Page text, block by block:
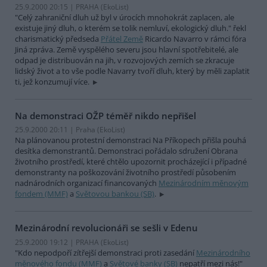
25.9.2000 20:15 | PRAHA (EkoList)
"Celý zahraniční dluh už byl v úrocích mnohokrát zaplacen, ale
existuje jiný dluh, o kterém se tolik nemluví, ekologický dluh." řekl
charismatický předseda Přátel Země Ricardo Navarro v rámci fóra
Jiná zpráva. Země vyspělého severu jsou hlavní spotřebitelé, ale
odpad je distribuován na jih, v rozvojových zemích se zkracuje
lidský život a to vše podle Navarry tvoří dluh, který by měli zaplatit
ti, jež konzumují více.
Na demonstraci OŽP téměř nikdo nepřišel
25.9.2000 20:11 | Praha (EkoList)
Na plánovanou protestní demonstraci Na Příkopech přišla pouhá
desítka demonstrantů. Demonstraci pořádalo sdružení Obrana
životního prostředí, které chtělo upozornit procházející i případné
demonstranty na poškozování životního prostředí působením
nadnárodních organizací financovaných Mezinárodním měnovým
fondem (MMF) a Světovou bankou (SB).
Mezinárodní revolucionáři se sešli v Edenu
25.9.2000 19:12 | PRAHA (EkoList)
"Kdo nepodpoří zítřejší demonstraci proti zasedání Mezinárodního
měnového fondu (MMF) a Světové banky (SB) nepatří mezi nás!"